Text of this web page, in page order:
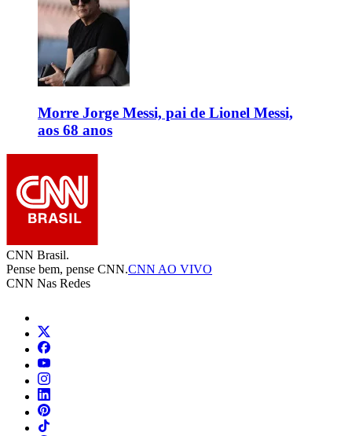
Morre Jorge Messi, pai de Lionel Messi,
aos 68 anos
CNN Brasil.
Pense bem, pense CNN.CNN AO VIVO
CNN Nas Redes